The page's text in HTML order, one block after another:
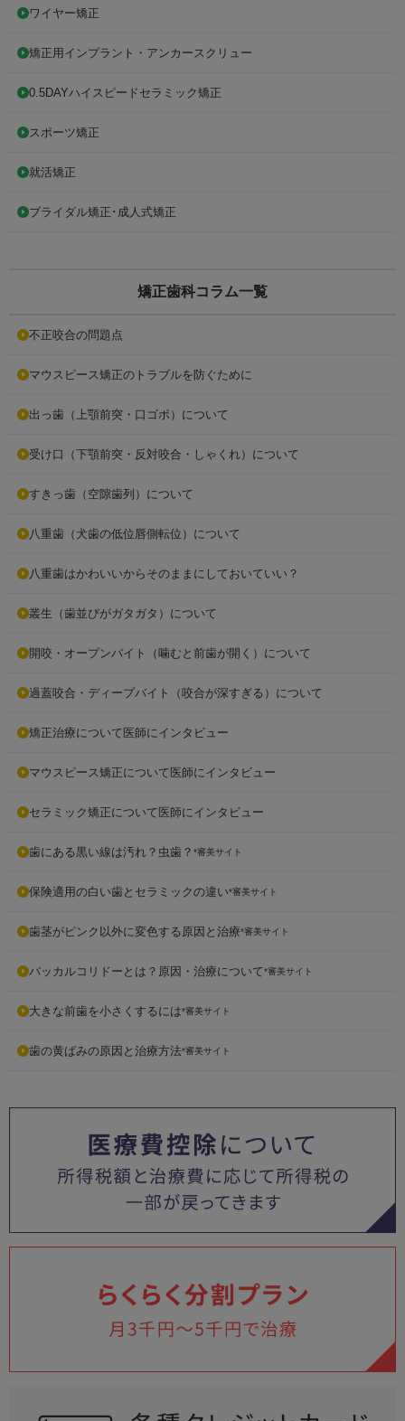
ワイヤー矯正
矯正用インプラント・アンカースクリュー
0.5DAYハイスピードセラミック矯正
スポーツ矯正
就活矯正
ブライダル矯正･成人式矯正
矯正歯科コラム一覧
不正咬合の問題点
マウスピース矯正のトラブルを防ぐために
出っ歯（上顎前突・口ゴボ）について
受け口（下顎前突・反対咬合・しゃくれ）について
すきっ歯（空隙歯列）について
八重歯（犬歯の低位唇側転位）について
八重歯はかわいいからそのままにしておいていい？
叢生（歯並びがガタガタ）について
開咬・オープンバイト（噛むと前歯が開く）について
過蓋咬合・ディープバイト（咬合が深すぎる）について
矯正治療について医師にインタビュー
マウスピース矯正について医師にインタビュー
セラミック矯正について医師にインタビュー
歯にある黒い線は汚れ？虫歯？ *審美サイト
保険適用の白い歯とセラミックの違い*審美サイト
歯茎がピンク以外に変色する原因と治療*審美サイト
バッカルコリドーとは？原因・治療について*審美サイト
大きな前歯を小さくするには*審美サイト
歯の黄ばみの原因と治療方法*審美サイト